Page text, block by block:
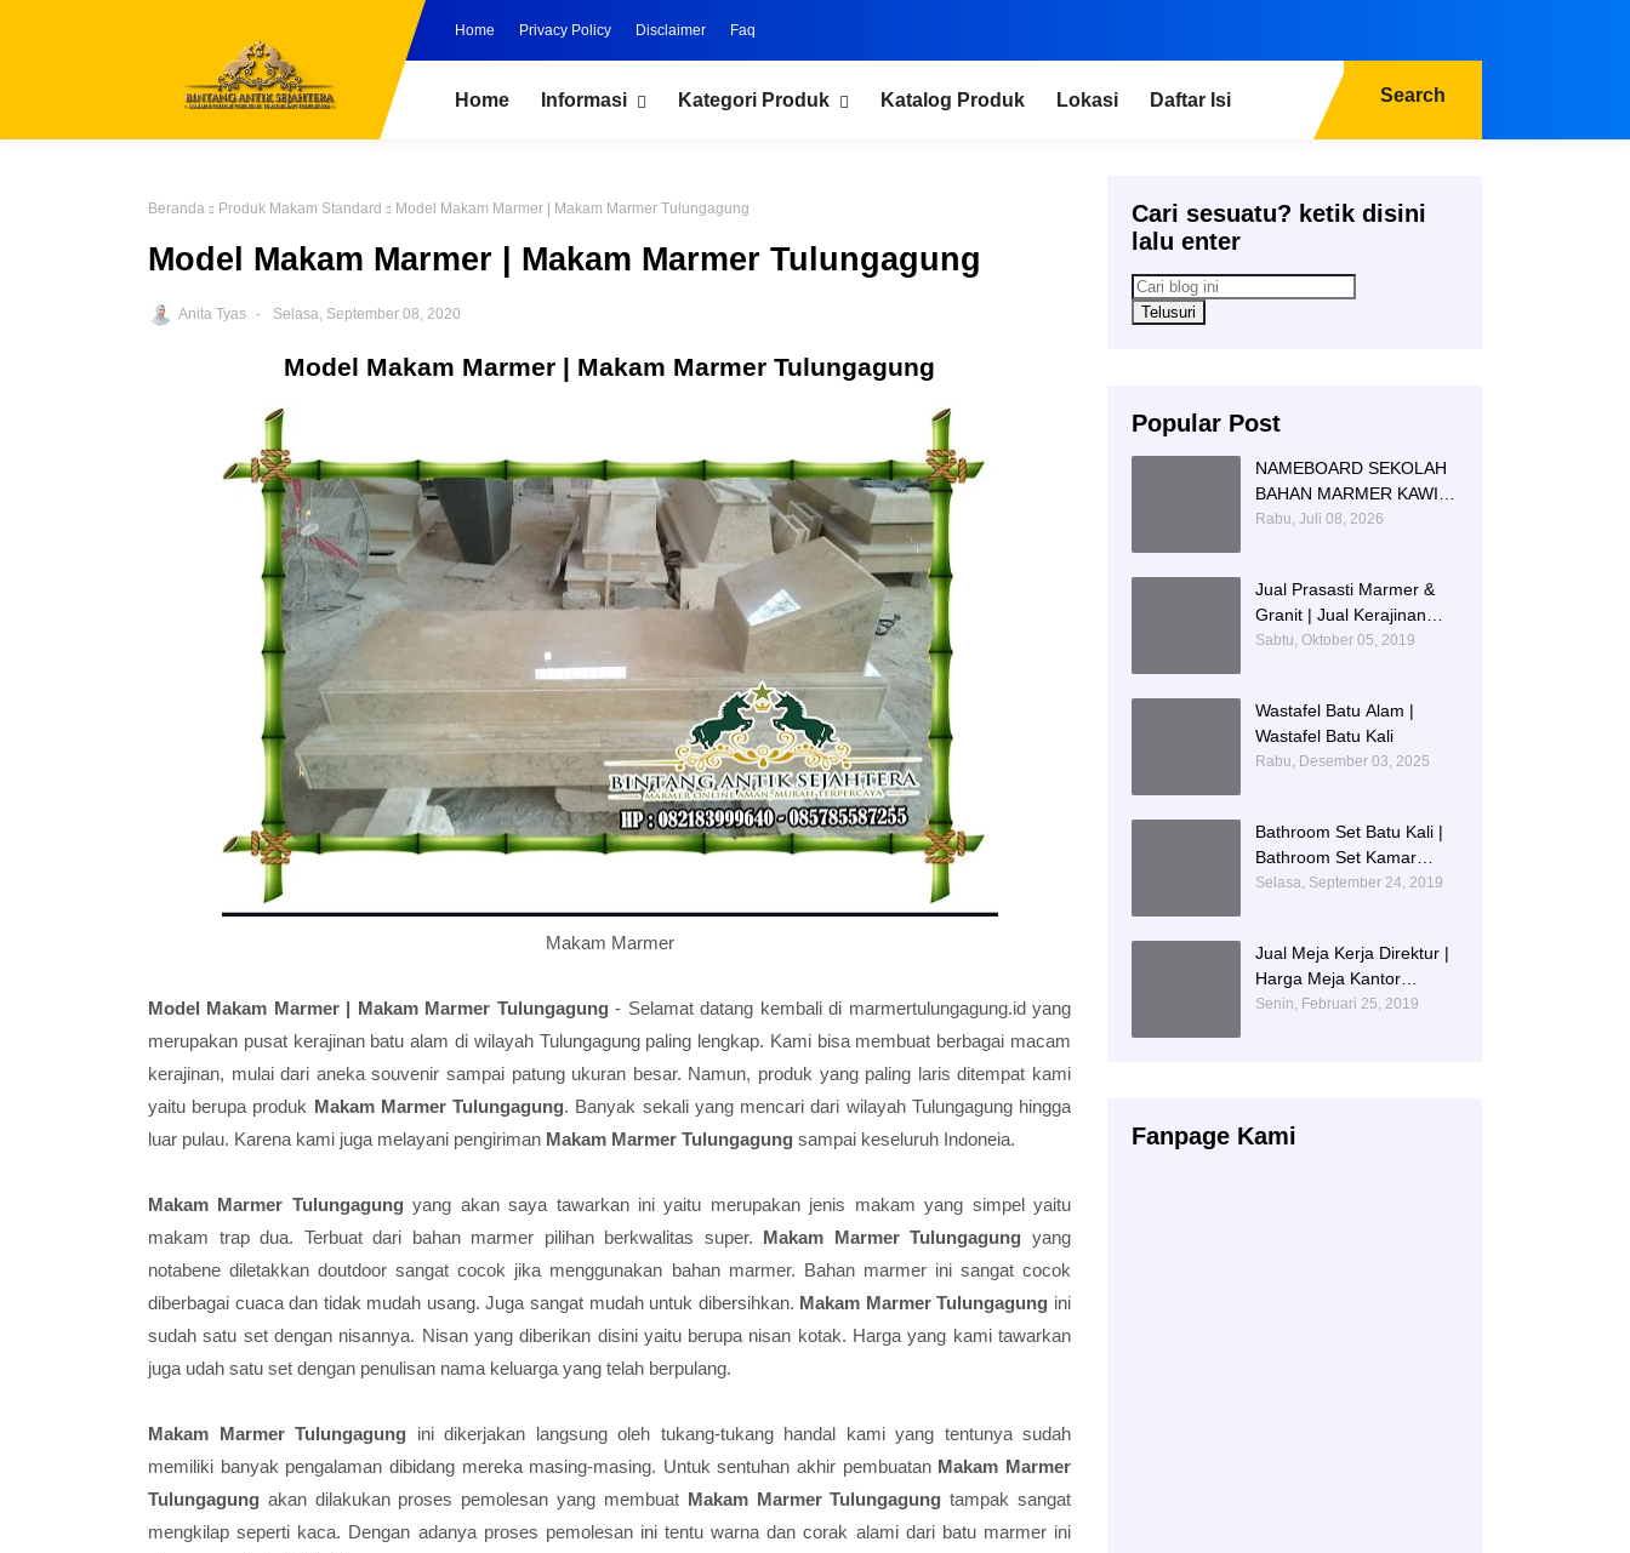
Home Privacy Policy Disclaimer Faq
Home Informasi Kategori Produk Katalog Produk Lokasi Daftar Isi Search
Beranda Produk Makam Standard Model Makam Marmer | Makam Marmer Tulungagung
Model Makam Marmer | Makam Marmer Tulungagung
Anita Tyas Selasa, September 08, 2020
Model Makam Marmer | Makam Marmer Tulungagung
Makam Marmer
Model Makam Marmer | Makam Marmer Tulungagung- Selamat datang kembali di marmertulungagung.id yang
merupakan pusat kerajinan batu alam di wilayah Tulungagung paling lengkap. Kami bisa membuat berbagai macam
kerajinan, mulai dari aneka souvenir sampai patung ukuran besar. Namun, produk yang paling laris ditempat kami
yaitu berupa produk Makam Marmer Tulungagung. Banyak sekali yang mencari dari wilayah Tulungagung hingga
luar pulau. Karena kami juga melayani pengiriman Makam Marmer Tulungagung sampai keseluruh Indoneia.
Makam Marmer Tulungagungyang akan saya tawarkan ini yaitu merupakan jenis makam yang simpel yaitu
makam trap dua. Terbuat dari bahan marmer pilihan berkwalitas super. Makam Marmer Tulungagungyang
notabene diletakkan doutdoor sangat cocok jika menggunakan bahan marmer. Bahan marmer ini sangat cocok
diberbagai cuaca dan tidak mudah usang. Juga sangat mudah untuk dibersihkan. Makam Marmer Tulungagung ini
sudah satu set dengan nisannya. Nisan yang diberikan disini yaitu berupa nisan kotak. Harga yang kami tawarkan
juga udah satu set dengan penulisan nama keluarga yang telah berpulang.
Makam Marmer Tulungagung ini dikerjakan langsung oleh tukang-tukang handal kami yang tentunya sudah
memiliki banyak pengalaman dibidang mereka masing-masing. Untuk sentuhan akhir pembuatan Makam Marmer
Tulungagung akan dilakukan proses pemolesan yang membuat Makam Marmer Tulungagung tampak sangat
mengkilap seperti kaca. Dengan adanya proses pemolesan ini tentu warna dan corak alami dari batu marmer ini
Cari sesuatu? ketik disini
lalu enter
Popular Post
NAMEBOARD SEKOLAH
BAHAN MARMER KAWI
AGUNG SIMBOL DAN
Rabu, Juli 08, 2026
Jual Prasasti Marmer &
Granit | Jual Kerajinan
Prasasti
Sabtu, Oktober 05, 2019
Wastafel Batu Alam |
Wastafel Batu Kali
Rabu, Desember 03, 2025
Bathroom Set Batu Kali |
Bathroom Set Kamar
Mandi Mewah
Selasa, September 24, 2019
Jual Meja Kerja Direktur |
Harga Meja Kantor
Marmer
Senin, Februari 25, 2019
Fanpage Kami